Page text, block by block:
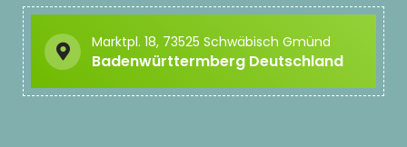
Marktpl. 18, 73525 Schwäbisch Gmünd
Badenwürttermberg Deutschland